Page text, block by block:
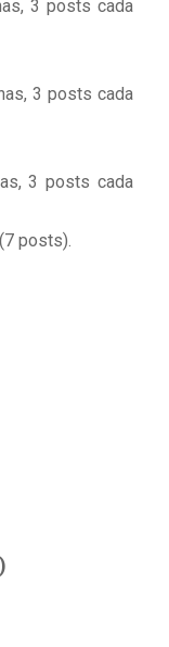
3 posts cada
3 posts cada
3 posts cada
posts).